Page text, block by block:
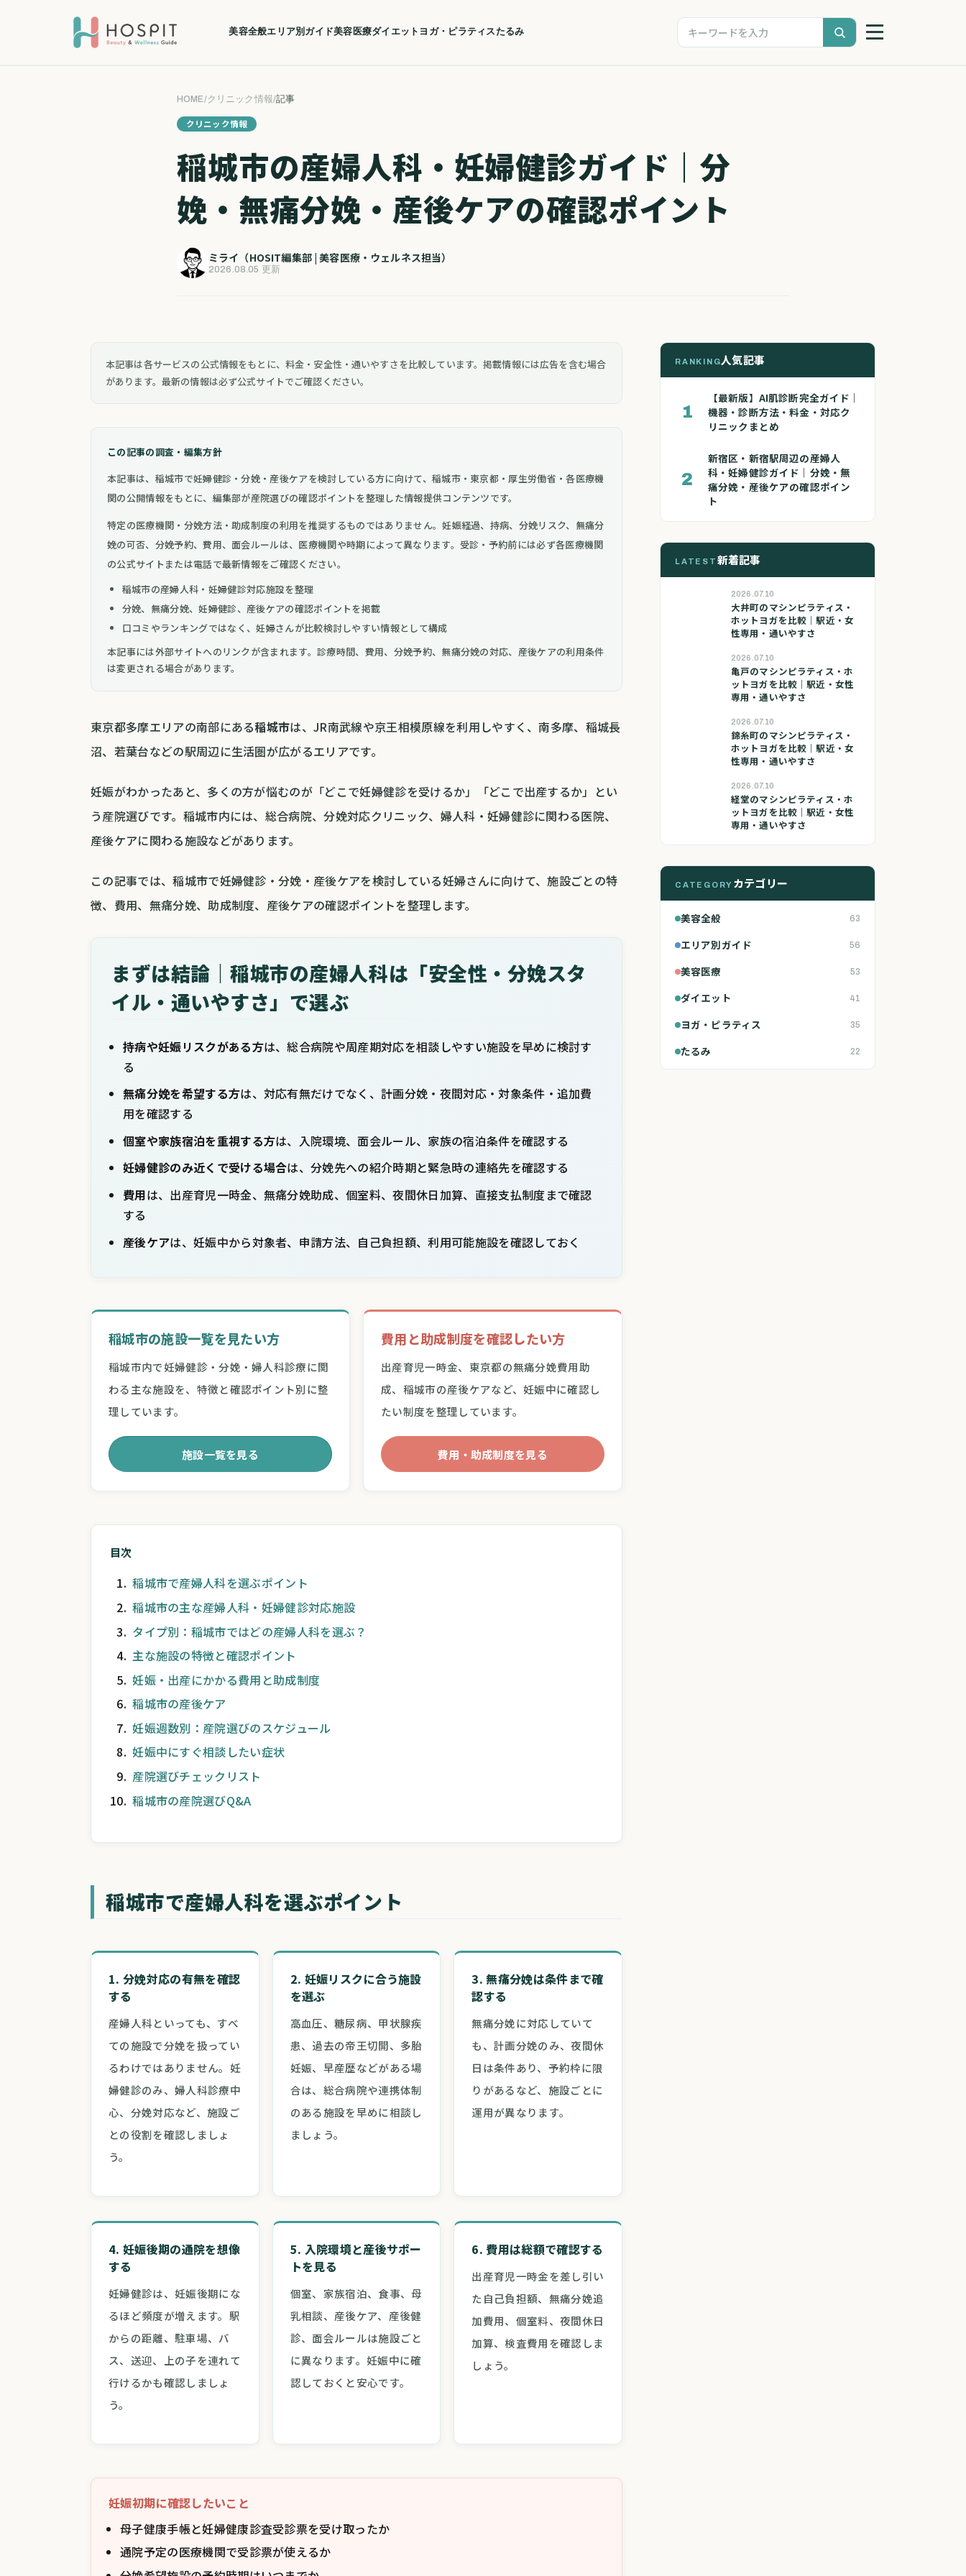
美容全般エリア別ガイド美容医療ダイエット ヨガ・ピラティスたるみ
HOME/クリニック情報/記事
クリニック情報
稲城市の産婦人科・妊婦健診ガイド｜分
娩・無痛分娩・産後ケアの確認ポイント
ミライ（HOSIT編集部 | 美容医療・ウェルネス担当）
2026.08.05 更新
本記事は各サービスの公式情報をもとに、料金・安全性・通いやすさを比較しています。掲載情報には広告を含む場合
があります。最新の情報は必ず公式サイトでご確認ください。
この記事の調査・編集方針
本記事は、稲城市で妊婦健診・分娩・産後ケアを検討している方に向けて、稲城市・東京都・厚生労働省・各医療機
関の公開情報をもとに、編集部が産院選びの確認ポイントを整理した情報提供コンテンツです。
特定の医療機関・分娩方法・助成制度の利用を推奨するものではありません。妊娠経過、持病、分娩リスク、無痛分
娩の可否、分娩予約、費用、面会ルールは、医療機関や時期によって異なります。受診・予約前には必ず各医療機関
の公式サイトまたは電話で最新情報をご確認ください。
稲城市の産婦人科・妊婦健診対応施設を整理
分娩、無痛分娩、妊婦健診、産後ケアの確認ポイントを掲載
口コミやランキングではなく、妊婦さんが比較検討しやすい情報として構成
本記事には外部サイトへのリンクが含まれます。診療時間、費用、分娩予約、無痛分娩の対応、産後ケアの利用条件
は変更される場合があります。
東京都多摩エリアの南部にある稲城市は、JR南武線や京王相模原線を利用しやすく、南多摩、稲城長
沼、若葉台などの駅周辺に生活圏が広がるエリアです。
妊娠がわかったあと、多くの方が悩むのが「どこで妊婦健診を受けるか」「どこで出産するか」とい
う産院選びです。稲城市内には、総合病院、分娩対応クリニック、婦人科・妊婦健診に関わる医院、
産後ケアに関わる施設などがあります。
この記事では、稲城市で妊婦健診・分娩・産後ケアを検討している妊婦さんに向けて、施設ごとの特
徴、費用、無痛分娩、助成制度、産後ケアの確認ポイントを整理します。
まずは結論｜稲城市の産婦人科は「安全性・分娩スタ
イル・通いやすさ」で選ぶ
持病や妊娠リスクがある方は、総合病院や周産期対応を相談しやすい施設を早めに検討す
る
無痛分娩を希望する方は、対応有無だけでなく、計画分娩・夜間対応・対象条件・追加費
用を確認する
個室や家族宿泊を重視する方は、入院環境、面会ルール、家族の宿泊条件を確認する
妊婦健診のみ近くで受ける場合は、分娩先への紹介時期と緊急時の連絡先を確認する
費用は、出産育児一時金、無痛分娩助成、個室料、夜間休日加算、直接支払制度まで確認
する
産後ケアは、妊娠中から対象者、申請方法、自己負担額、利用可能施設を確認しておく
稲城市の施設一覧を見たい方
稲城市内で妊婦健診・分娩・婦人科診療に関
わる主な施設を、特徴と確認ポイント別に整
理しています。
施設一覧を見る
費用と助成制度を確認したい方
出産育児一時金、東京都の無痛分娩費用助
成、稲城市の産後ケアなど、妊娠中に確認し
たい制度を整理しています。
費用・助成制度を見る
目次
稲城市で産婦人科を選ぶポイント
稲城市の主な産婦人科・妊婦健診対応施設
タイプ別：稲城市ではどの産婦人科を選ぶ？
主な施設の特徴と確認ポイント
妊娠・出産にかかる費用と助成制度
稲城市の産後ケア
妊娠週数別：産院選びのスケジュール
妊娠中にすぐ相談したい症状
産院選びチェックリスト
稲城市の産院選びQ&A
稲城市で産婦人科を選ぶポイント
1. 分娩対応の有無を確認
する
産婦人科といっても、すべ
ての施設で分娩を扱ってい
るわけではありません。妊
婦健診のみ、婦人科診療中
心、分娩対応など、施設ご
との役割を確認しましょ
う。
2. 妊娠リスクに合う施設
を選ぶ
高血圧、糖尿病、甲状腺疾
患、過去の帝王切開、多胎
妊娠、早産歴などがある場
合は、総合病院や連携体制
のある施設を早めに相談し
ましょう。
3. 無痛分娩は条件まで確
認する
無痛分娩に対応していて
も、計画分娩のみ、夜間休
日は条件あり、予約枠に限
りがあるなど、施設ごとに
運用が異なります。
4. 妊娠後期の通院を想像
する
妊婦健診は、妊娠後期にな
るほど頻度が増えます。駅
からの距離、駐車場、バ
ス、送迎、上の子を連れて
行けるかも確認しましょ
う。
5. 入院環境と産後サポー
トを見る
個室、家族宿泊、食事、母
乳相談、産後ケア、産後健
診、面会ルールは施設ごと
に異なります。妊娠中に確
認しておくと安心です。
6. 費用は総額で確認する
出産育児一時金を差し引い
た自己負担額、無痛分娩追
加費用、個室料、夜間休日
加算、検査費用を確認しま
しょう。
妊娠初期に確認したいこと
母子健康手帳と妊婦健康診査受診票を受け取ったか
通院予定の医療機関で受診票が使えるか
RANKING人気記事
1
【最新版】AI肌診断完全ガイド｜
機器・診断方法・料金・対応ク
リニックまとめ
2
新宿区・新宿駅周辺の産婦人
科・妊婦健診ガイド｜分娩・無
痛分娩・産後ケアの確認ポイン
ト
LATEST 新着記事
2026.07.10
大井町のマシンピラティス・
ホットヨガを比較｜駅近・女
性専用・通いやすさ
2026.07.10
亀戸のマシンピラティス・ホ
ットヨガを比較｜駅近・女性
専用・通いやすさ
2026.07.10
錦糸町のマシンピラティス・
ホットヨガを比較｜駅近・女
性専用・通いやすさ
2026.07.10
経堂のマシンピラティス・ホ
ットヨガを比較｜駅近・女性
専用・通いやすさ
CATEGORY カテゴリー
美容全般 63
エリア別ガイド 56
美容医療 53
ダイエット 41
ヨガ・ピラティス 35
たるみ 22